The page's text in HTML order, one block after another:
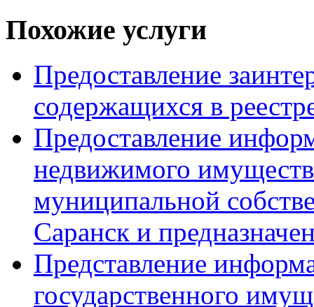
Похожие услуги
Предоставление
содержащихся в
Предоставление
недвижимого
муниципальной
Саранск и
Представление
государственного